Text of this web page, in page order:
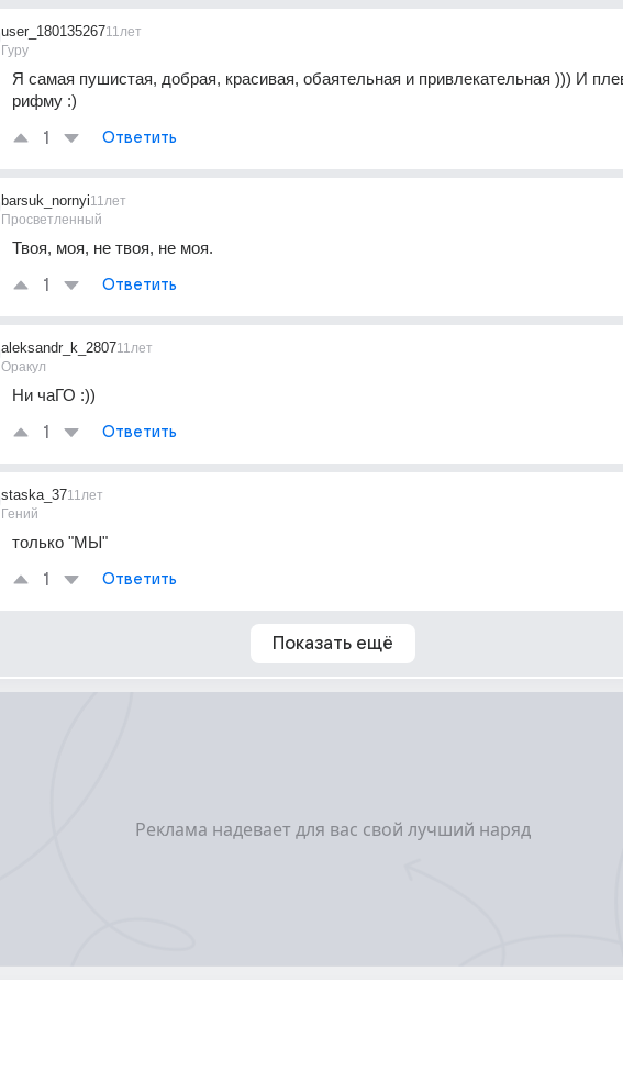
user_180135267
Гуру
11лет
Я самая пушистая, добрая, красивая, обаятельная и привлекательная ))) И
рифму :)
1 Ответить
barsuk_nornyi
Просветленный
11лет
Твоя, моя, не твоя, не моя.
1 Ответить
aleksandr_k_2807
Оракул
11лет
Ни чаГО :))
1 Ответить
staska_37
Гений
11лет
только "МЫ"
1 Ответить
Показать ещё